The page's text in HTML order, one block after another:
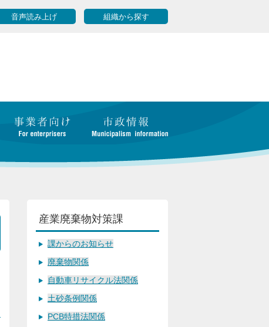
音声読み上げ 組織から探す
産業廃棄物対策課
課からのお知らせ
廃棄物関係
自動車リサイクル法関係
土砂条例関係
PCB特措法関係